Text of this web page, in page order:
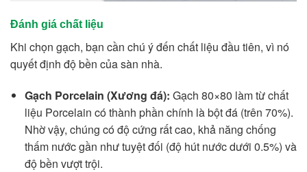
Đánh giá chất liệu
Khi chọn gạch, bạn cần chú ý đến chất liệu đầu tiên, vì nó
quyết định độ bền của sàn nhà.
Gạch Porcelain (Xương đá): Gạch 80×80 làm từ chất
liệu Porcelain có thành phần chính là bột đá (trên 70%).
Nhờ vậy, chúng có độ cứng rất cao, khả năng chống
thấm nước gần như tuyệt đối (độ hút nước dưới 0.5%) và
độ bền vượt trội.